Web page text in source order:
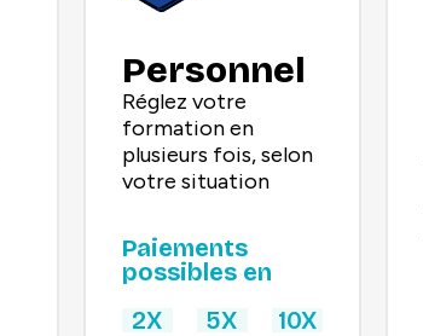
Personnel
Réglez votre
formation en
plusieurs fois, selon
votre situation
Paiements
possibles en
2X
5X 10X